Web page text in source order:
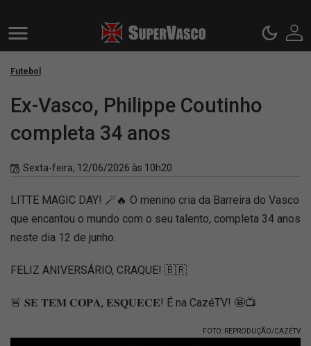
Futebol
Ex-Vasco, Philippe Coutinho
completa 34 anos
Sexta-feira, 12/06/2026 às 10h20
LITTE MAGIC DAY! 🪄🔥 O menino cria da Barreira do Vasco
que encantou o mundo com o seu talento, completa 34 anos
neste dia 12 de junho.
FELIZ ANIVERSÁRIO, CRAQUE! 🇧🇷
🚨 𝐒𝐄 𝐓𝐄𝐌 𝐂𝐎𝐏𝐀, 𝐄𝐒𝐐𝐔𝐄𝐂𝐄! É na CazéTV! 🤩📺
FOTO: REPRODUÇÃO/CAZÉTV